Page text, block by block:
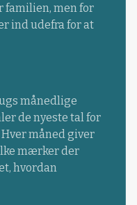
familien, men for
ind udefra for at
månedlige
de nyeste tal for
måned giver
mærker der
hvordan